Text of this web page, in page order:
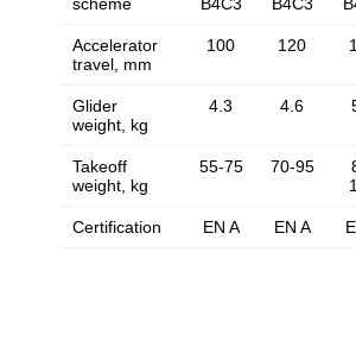
Accelerator
travel, mm
100 120
Glider
weight, kg
4.3 4.6
Takeoff
weight, kg
55-75 70-95
Certification EN A EN A